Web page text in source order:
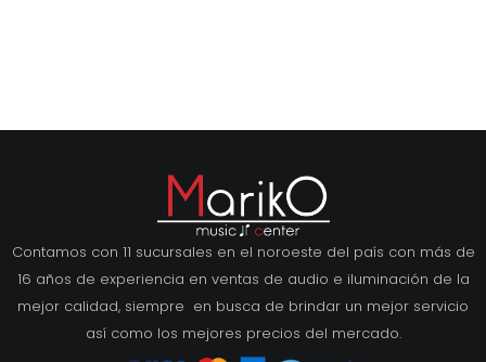
Contamos con 11 sucursales en el noroeste del país con más de
16 años de experiencia en ventas de audio e iluminación de la
mejor calidad, siempre en busca de brindar un mejor servicio
así como los mejores precios del mercado.